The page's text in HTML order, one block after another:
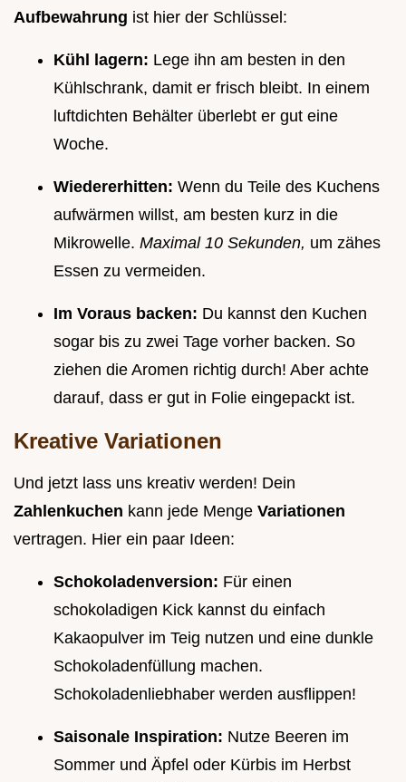
Aufbewahrung ist hier der Schlüssel:
Kühl lagern: Lege ihn am besten in den
Kühlschrank, damit er frisch bleibt. In einem
luftdichten Behälter überlebt er gut eine
Woche.
Wiedererhitten: Wenn du Teile des Kuchens
aufwärmen willst, am besten kurz in die
Mikrowelle. Maximal 10 Sekunden, um zähes
Essen zu vermeiden.
Im Voraus backen: Du kannst den Kuchen
sogar bis zu zwei Tage vorher backen. So
ziehen die Aromen richtig durch! Aber achte
darauf, dass er gut in Folie eingepackt ist.
Kreative Variationen
Und jetzt lass uns kreativ werden! Dein
Zahlenkuchen kann jede Menge Variationen
vertragen. Hier ein paar Ideen:
Schokoladenversion: Für einen
schokoladigen Kick kannst du einfach
Kakaopulver im Teig nutzen und eine dunkle
Schokoladenfüllung machen.
Schokoladenliebhaber werden ausflippen!
Saisonale Inspiration: Nutze Beeren im
Sommer und Äpfel oder Kürbis im Herbst